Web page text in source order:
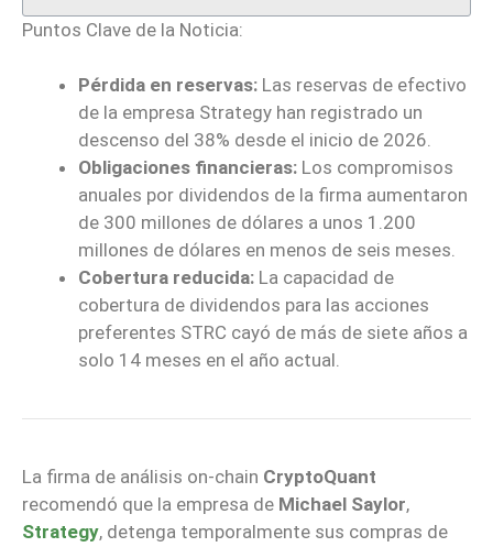
Puntos Clave de la Noticia:
Pérdida en reservas: Las reservas de efectivo
de la empresa Strategy han registrado un
descenso del 38% desde el inicio de 2026.
Obligaciones financieras: Los compromisos
anuales por dividendos de la firma aumentaron
de 300 millones de dólares a unos 1.200
millones de dólares en menos de seis meses.
Cobertura reducida: La capacidad de
cobertura de dividendos para las acciones
preferentes STRC cayó de más de siete años a
solo 14 meses en el año actual.
La firma de análisis on-chain CryptoQuant
recomendó que la empresa de Michael Saylor,
Strategy, detenga temporalmente sus compras de